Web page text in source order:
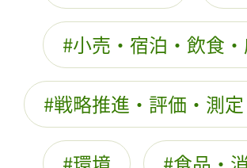
小売・宿泊・飲食
戦略推進・評価・測